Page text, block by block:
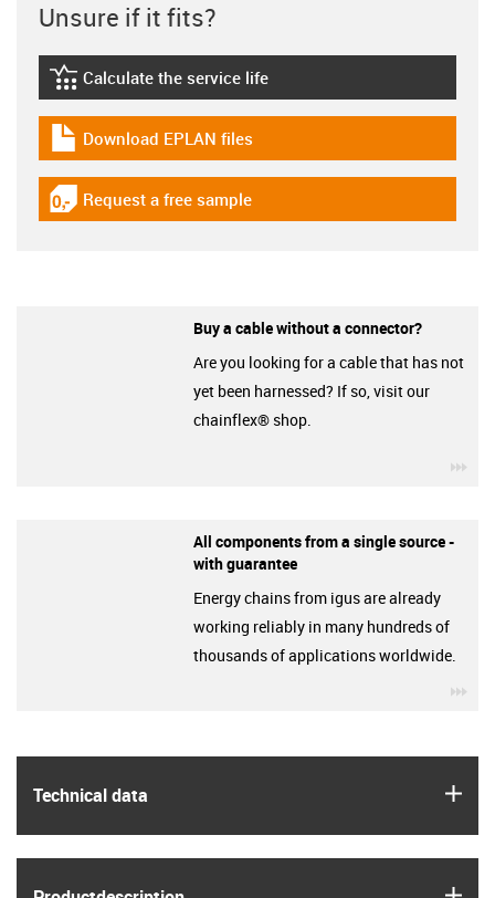
Technical data
Unsure if it fits?
igus-icon-lebensdauerrechner
Calculate the service life
igus-icon-download-plan
Download EPLAN files
igus-icon-gratismuster
Request a free sample
Buy a cable without a connector?
Are you looking for a cable that has not
yet been harnessed? If so, visit our
chainflex® shop.
All components from a single source -
with guarantee
Energy chains from igus are already
working reliably in many hundreds of
thousands of applications worldwide.